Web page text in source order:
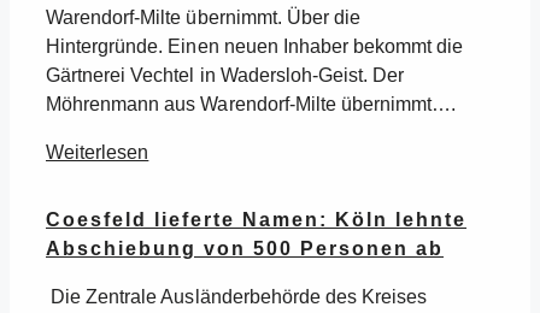
Warendorf-Milte übernimmt. Über die
Hintergründe. Einen neuen Inhaber bekommt die
Gärtnerei Vechtel in Wadersloh-Geist. Der
Möhrenmann aus Warendorf-Milte übernimmt….
Weiterlesen
Coesfeld lieferte Namen: Köln lehnte
Abschiebung von 500 Personen ab
Die Zentrale Ausländerbehörde des Kreises